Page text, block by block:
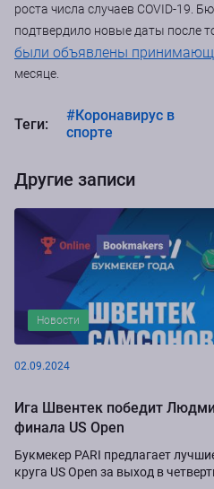
роста числа случаев COVID-19.
подтвердило новые даты после
были объявлены
месяце.
Теги:
#Коронавирус в
спорте
Другие записи
Новости
02.09.2024
Ига Швентек победит
финала US Open
Букмекер PARI предлагает
круга US Open за выход в